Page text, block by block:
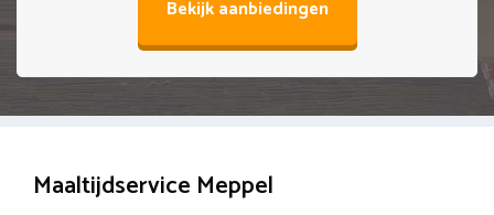
Bekijk aanbiedingen
Maaltijdservice Meppel